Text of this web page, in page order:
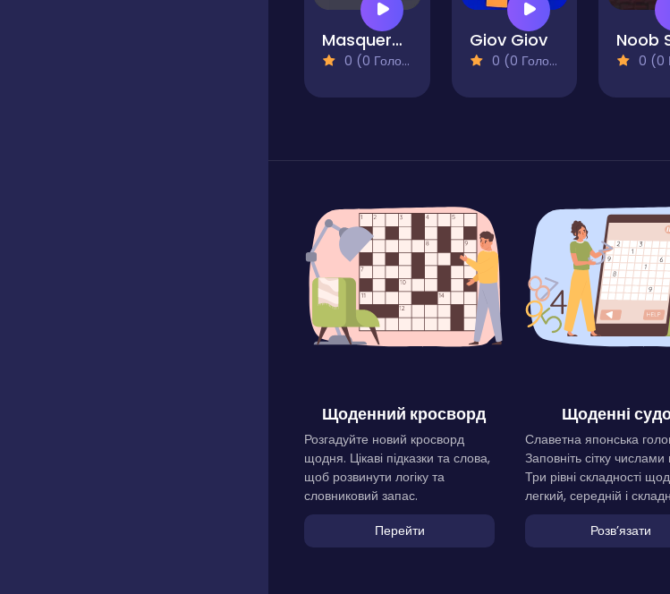
Masquerades vs Impostors
0 (0 Голосів)
Giov Giov
0 (0 Голосів) 0 (0
Щоденний кросворд
Розгадуйте новий кросворд
щодня. Цікаві підказки та слова,
щоб розвинути логіку та
словниковий запас.
Перейти
Щоденні
Славетна японська
Заповніть сітку числами
Три рівні складності
легкий, середній і
Розвʼязати